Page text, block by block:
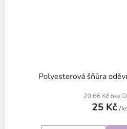
Polyesterová šňůra
20,66 Kč bez
25 Kč / ks